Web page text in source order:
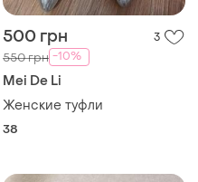
500 грн 3
550 грн -10%
Mei De Li
Женские туфли
38